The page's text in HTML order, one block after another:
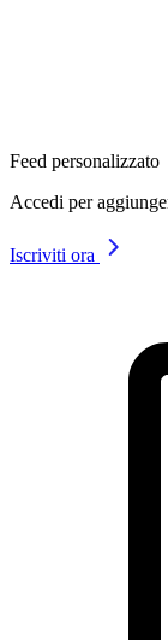
Feed personalizzato
Accedi per
Iscriviti ora